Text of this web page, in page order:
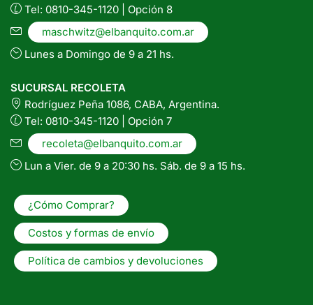
Tel: 0810-345-1120 | Opción 8
maschwitz@elbanquito.com.ar
Lunes a Domingo de 9 a 21 hs.
SUCURSAL RECOLETA
Rodríguez Peña 1086, CABA, Argentina.
Tel: 0810-345-1120 | Opción 7
recoleta@elbanquito.com.ar
Lun a Vier. de 9 a 20:30 hs. Sáb. de 9 a 15 hs.
¿Cómo Comprar?
Costos y formas de envío
Política de cambios y devoluciones